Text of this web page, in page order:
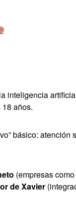
inteligencia
años.
básico:
(empresas
de Xavier